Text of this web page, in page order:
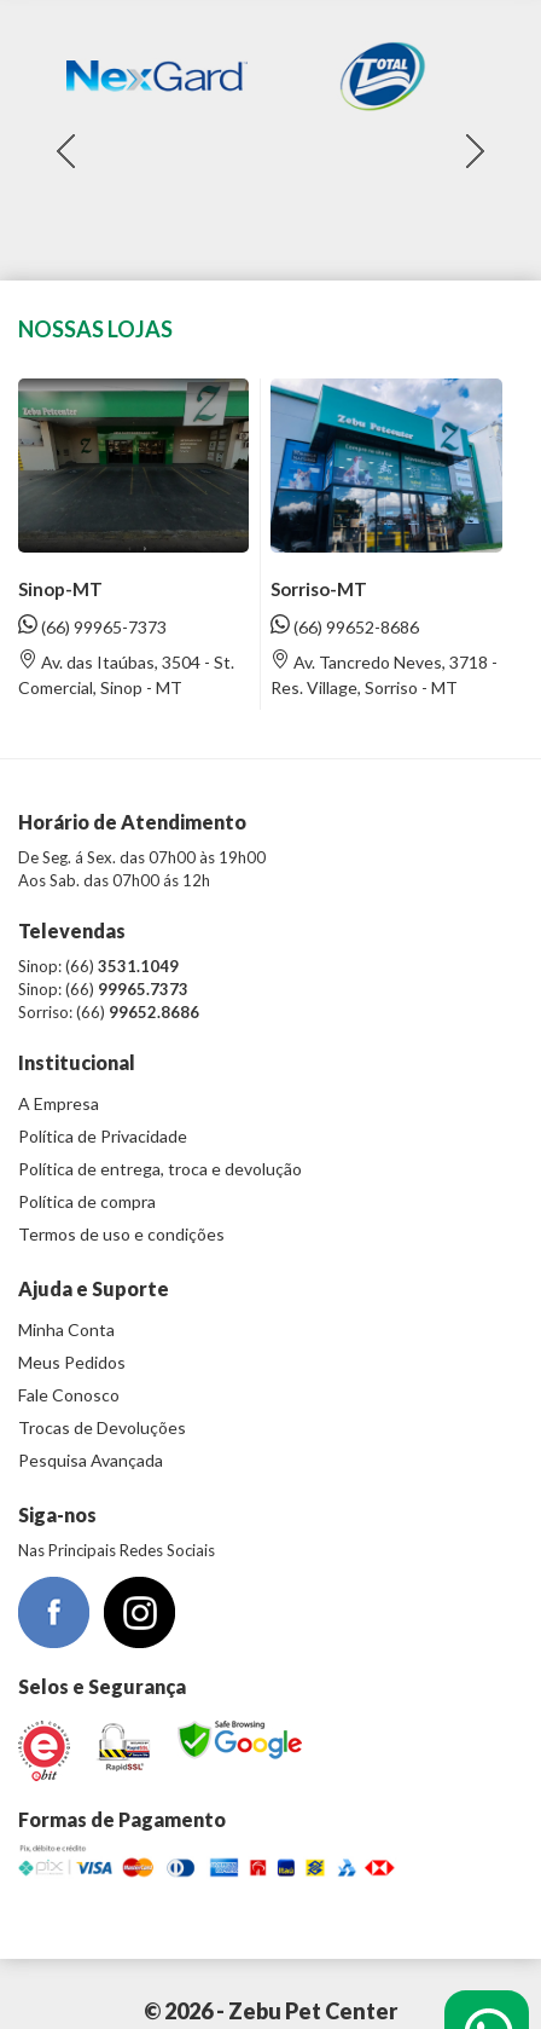
NOSSAS LOJAS
Sinop-MT
(66) 99965-7373
Av. das Itaúbas, 3504 - St.
Comercial, Sinop - MT
Sorriso-MT
(66) 99652-8686
Av. Tancredo Neves, 3718 -
Res. Village, Sorriso - MT
Horário de Atendimento
De Seg. á Sex. das 07h00 às 19h00
Aos Sab. das 07h00 ás 12h
Televendas
Sinop: (66) 3531.1049
Sinop: (66) 99965.7373
Sorriso: (66) 99652.8686
Institucional
A Empresa
Política de Privacidade
Política de entrega, troca e devolução
Política de compra
Termos de uso e condições
Ajuda e Suporte
Minha Conta
Meus Pedidos
Fale Conosco
Trocas de Devoluções
Pesquisa Avançada
Siga-nos
Nas Principais Redes Sociais
Selos e Segurança
Formas de Pagamento
© 2026 - Zebu Pet Center